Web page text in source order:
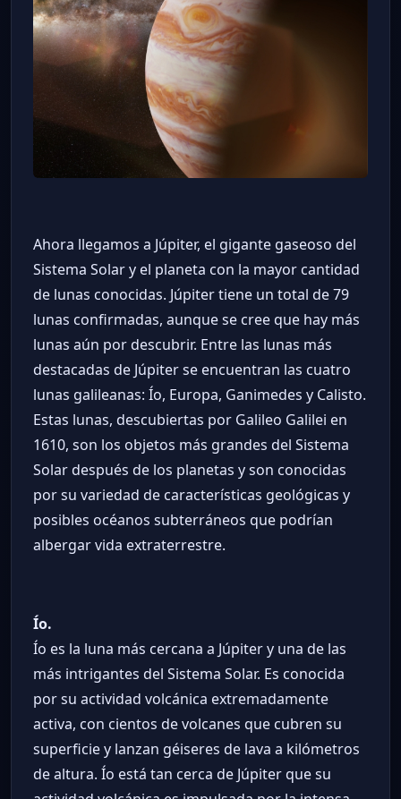
Ahora llegamos a Júpiter, el gigante gaseoso del
Sistema Solar y el planeta con la mayor cantidad
de lunas conocidas. Júpiter tiene un total de 79
lunas confirmadas, aunque se cree que hay más
lunas aún por descubrir. Entre las lunas más
destacadas de Júpiter se encuentran las cuatro
lunas galileanas: Ío, Europa, Ganimedes y Calisto.
Estas lunas, descubiertas por Galileo Galilei en
1610, son los objetos más grandes del Sistema
Solar después de los planetas y son conocidas
por su variedad de características geológicas y
posibles océanos subterráneos que podrían
albergar vida extraterrestre.
Ío.
Ío es la luna más cercana a Júpiter y una de las
más intrigantes del Sistema Solar. Es conocida
por su actividad volcánica extremadamente
activa, con cientos de volcanes que cubren su
superficie y lanzan géiseres de lava a kilómetros
de altura. Ío está tan cerca de Júpiter que su